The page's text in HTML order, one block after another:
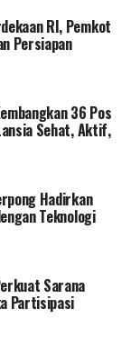
RI, Pemkot
Persiapan
36 Pos
Sehat, Aktif,
Hadirkan
Teknologi
Sarana
Partisipasi